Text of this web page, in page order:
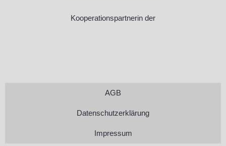
Kooperationspartnerin der
AGB
Datenschutzerklärung
Impressum